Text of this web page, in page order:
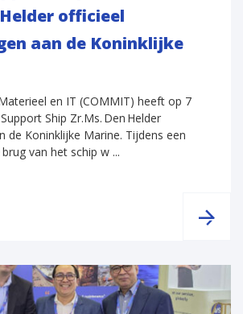
officieel
aan de Koninklijke
en IT (COMMIT) heeft op 7
Ship Zr.Ms. Den Helder
de Koninklijke Marine. Tijdens een
van het schip w ...